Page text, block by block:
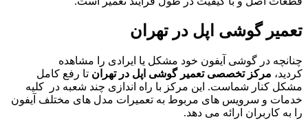
تعمیر گوشی اپل در تهران
چنانچه در گوشی آیفون خود مشکل یا ایرادی را مشاهده
کردید، مرکز تخصصی تعمیر گوشی اپل در تهران تا رفع کامل
مشکل کنار شماست. این مرکز با راه اندازی چند شعبه در کلیه
خدمات و سرویس های مربوط به تعمیرات مدل های مختلف آیفون
را به کاربران ارائه می دهد.